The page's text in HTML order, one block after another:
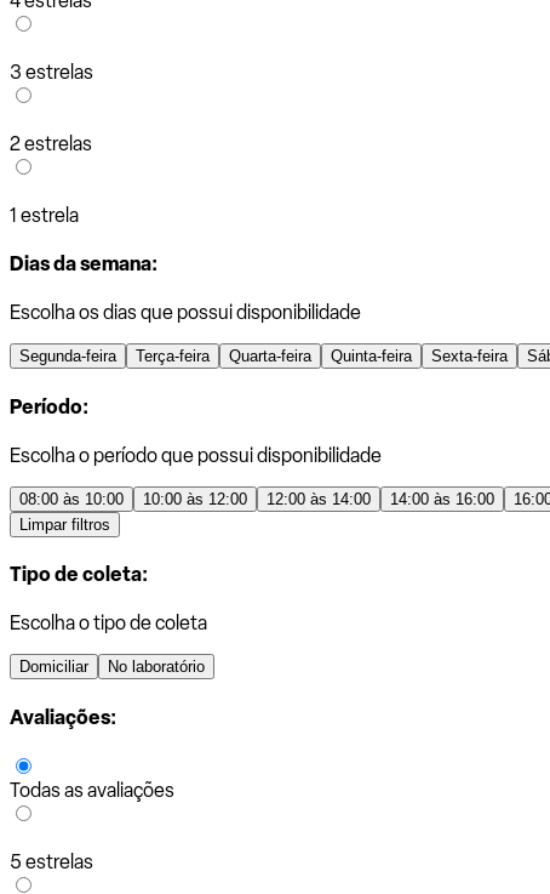
3 estrelas
2 estrelas
1 estrela
Dias da semana:
Escolha os dias que possui disponibilidade
Segunda-feira Terça-feira Quarta-feira Quinta-feira Sexta-feira
Período:
Escolha o período que possui disponibilidade
08:00 às 10:00 10:00 às 12:00 12:00 às 14:00 14:00 às 16:00
Limpar filtros
Tipo de coleta:
Escolha o tipo de coleta
Domiciliar No laboratório
Avaliações:
Todas as avaliações
5 estrelas